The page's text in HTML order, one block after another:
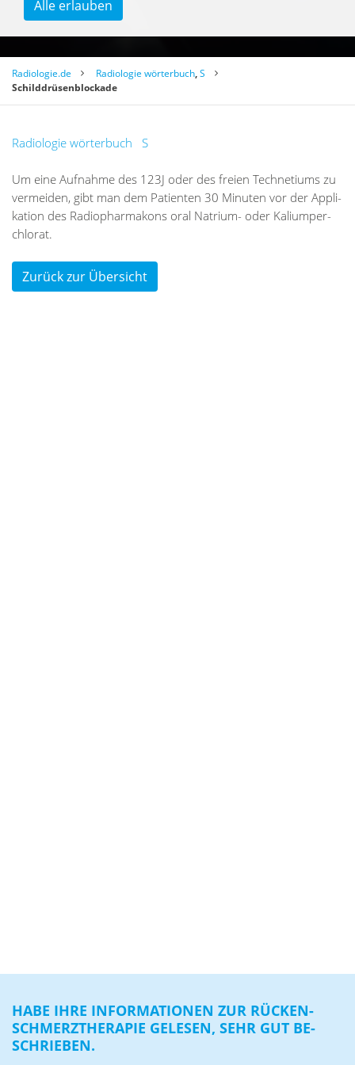
Alle erlauben
Radiologie.de Radiologie wörterbuch,S
Schilddrüsenblockade
Radiologie wörterbuch S
Um eine Auf­nah­me des 123J oder des frei­en Tech­ne­ti­ums zu
ver­mei­den, gibt man dem Pa­ti­en­ten 30 Mi­nu­ten vor der Ap­pli­
ka­ti­on des Ra­dio­phar­ma­kons oral Na­tri­um- oder Ka­li­um­per­
chlo­rat.
Zurück zur Übersicht
HABE IHRE IN­FOR­MA­TIO­NEN ZUR RÜ­CKEN­
SCHMERZ­THE­RA­PIE GE­LE­SEN, SEHR GUT BE­
SCHRIE­BEN.